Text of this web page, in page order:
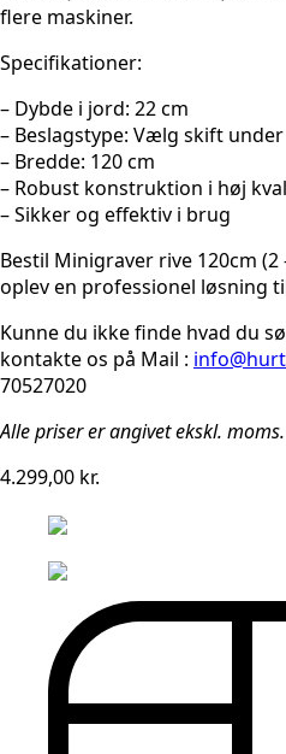
flere maskiner.
Specifikationer:
– Dybde i jord: 22 cm
– Beslagstype: Vælg skift under
– Bredde: 120 cm
– Robust konstruktion i høj
– Sikker og effektiv i brug
Bestil Minigraver rive 120cm
oplev en professionel løsning
Kunne du ikke finde hvad du
kontakte os på Mail :
70527020
Alle priser er angivet ekskl. moms.
4.299,00 kr.